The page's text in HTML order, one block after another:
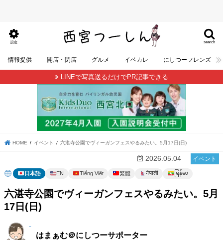
search
設定
情報提供 開店・閉店 グルメ イベカレ にしつーフレンズ
LINEで写真送るだけでPR記事できる
HOME イベント 六湛寺公園でヴィーガンフェスやるみたい。5月17日(日)
イベント
2026.05.04
日本語 EN Tiếng Việt 繁體 नेपाली မြန်မာ
六湛寺公園でヴィーガンフェスやるみたい。5月
17日(日)
はまぁむ＠にしつーサポーター